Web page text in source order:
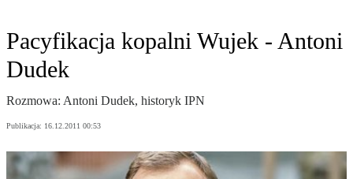
Pacyfikacja kopalni Wujek - Antoni
Dudek
Rozmowa: Antoni Dudek, historyk IPN
Publikacja: 16.12.2011 00:53